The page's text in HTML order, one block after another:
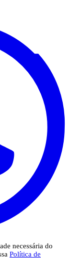
necessária do
Política de